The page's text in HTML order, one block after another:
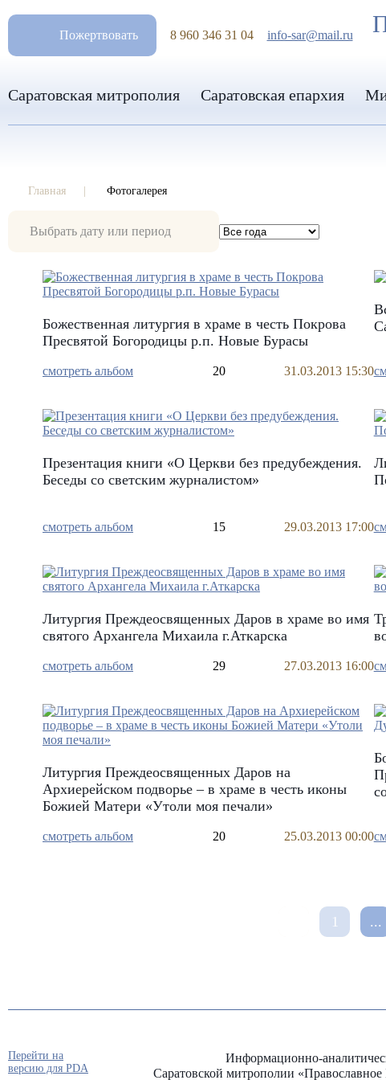
РАЗМЕР
Пожертвовать 8 960 346 31 04 info-sar@mail.ru
Саратовская митрополия Саратовская епархия
Главная Фотогалерея
Фотогалерея
Божественная литургия в храме в честь Покрова
Пресвятой Богородицы р.п. Новые Бурасы
смотреть альбом 20 31.03.2013 15:30
Презентация книги «О Церкви без предубеждения.
Беседы со светским журналистом»
смотреть альбом 15 29.03.2013 17:00
Литургия Преждеосвященных Даров в храме во имя
святого Архангела Михаила г.Аткарска
смотреть альбом 29 27.03.2013 16:00
Литургия Преждеосвященных Даров на
Архиерейском подворье – в храме в честь иконы
Божией Матери «Утоли моя печали»
смотреть альбом 20 25.03.2013 00:00
1 ...
Информационно-
Саратовской митрополии
Перейти на
версию для PDA